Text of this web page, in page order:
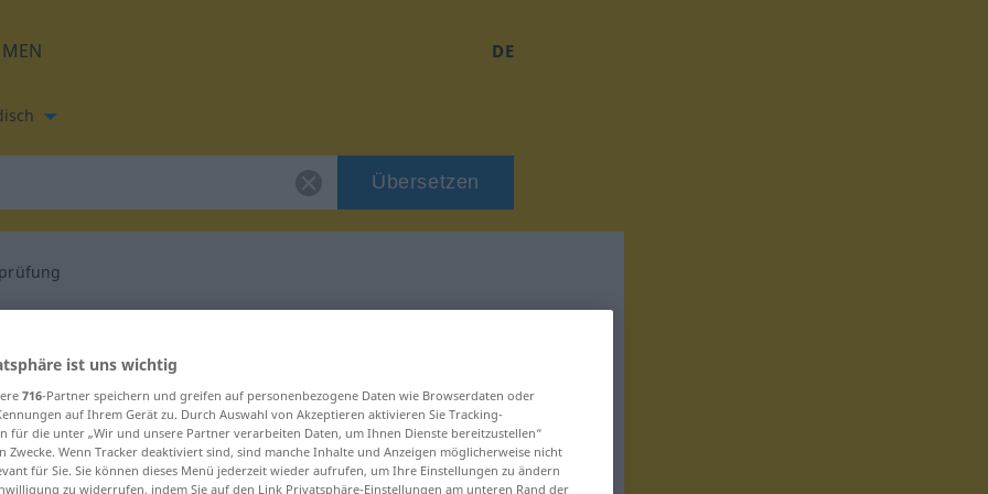
DE
Übersetzen
für "Überprüfung"
weiblich
ist uns wichtig
716-Partner speichern und greifen auf personenbezogene Daten wie Browserdaten oder
auf Ihrem Gerät zu. Durch Auswahl von Akzeptieren aktivieren Sie Tracking-
für die unter „Wir und unsere Partner verarbeiten Daten, um Ihnen Dienste bereitzustellen“
Zwecke. Wenn Tracker deaktiviert sind, sind manche Inhalte und Anzeigen möglicherweise nicht
für Sie. Sie können dieses Menü jederzeit wieder aufrufen, um Ihre Einstellungen zu ändern
zu widerrufen, indem Sie auf den Link Privatsphäre-Einstellungen am unteren Rand der